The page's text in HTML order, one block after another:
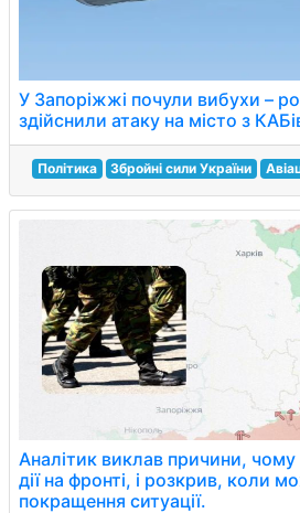
У Запоріжжі почули вибухи –
здійснили атаку на місто з
Політика Збройні сили України
Аналітик виклав причини, чому
дії на фронті, і розкрив, коли
покращення ситуації.